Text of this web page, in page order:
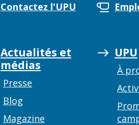
Contactez l'UPU
Actualités et
médias
Presse
Blog
Magazine
UPU
À